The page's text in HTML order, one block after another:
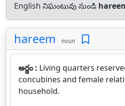
English నిఘంటువు నుండి
hareem noun
అర్థం : Living quarters
concubines and female
household.